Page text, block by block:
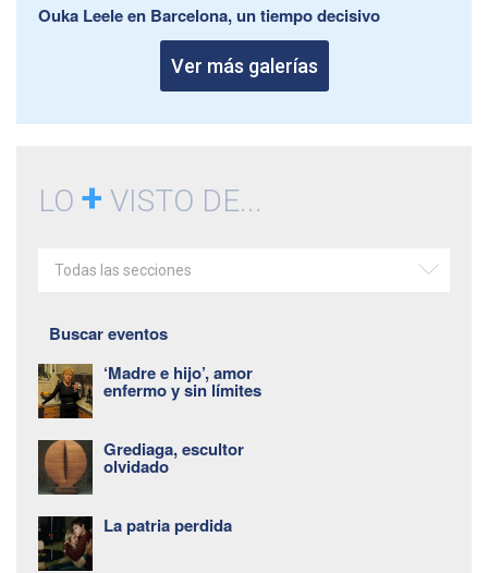
Ouka Leele en Barcelona, un tiempo decisivo
Ver más galerías
LO + VISTO DE...
Todas las secciones
Buscar eventos
‘Madre e hijo’, amor
enfermo y sin límites
Grediaga, escultor
olvidado
La patria perdida